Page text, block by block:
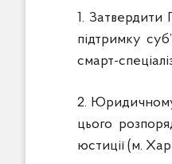
1. Затвердити
підтримку
смарт-
2. Юридичному
цього
юстиції (м.